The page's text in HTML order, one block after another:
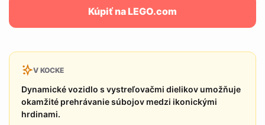
Kúpiť na LEGO.com
V KOCKE
Dynamické vozidlo s vystreľovačmi dielikov umožňuje
okamžité prehrávanie súbojov medzi ikonickými
hrdinami.